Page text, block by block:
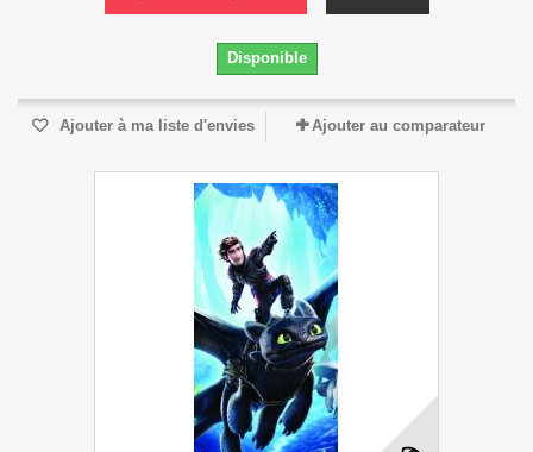
Disponible
Ajouter à ma liste d'envies Ajouter au comparateur